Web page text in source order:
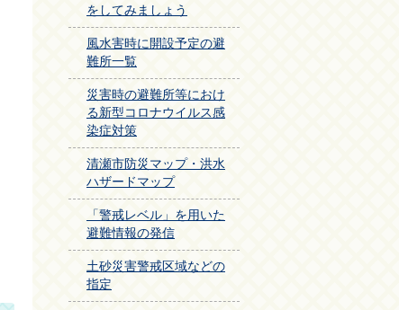
をしてみましょう
風水害時に開設予定の避
難所一覧
災害時の避難所等におけ
る新型コロナウイルス感
染症対策
清瀬市防災マップ・洪水
ハザードマップ
「警戒レベル」を用いた
避難情報の発信
土砂災害警戒区域などの
指定